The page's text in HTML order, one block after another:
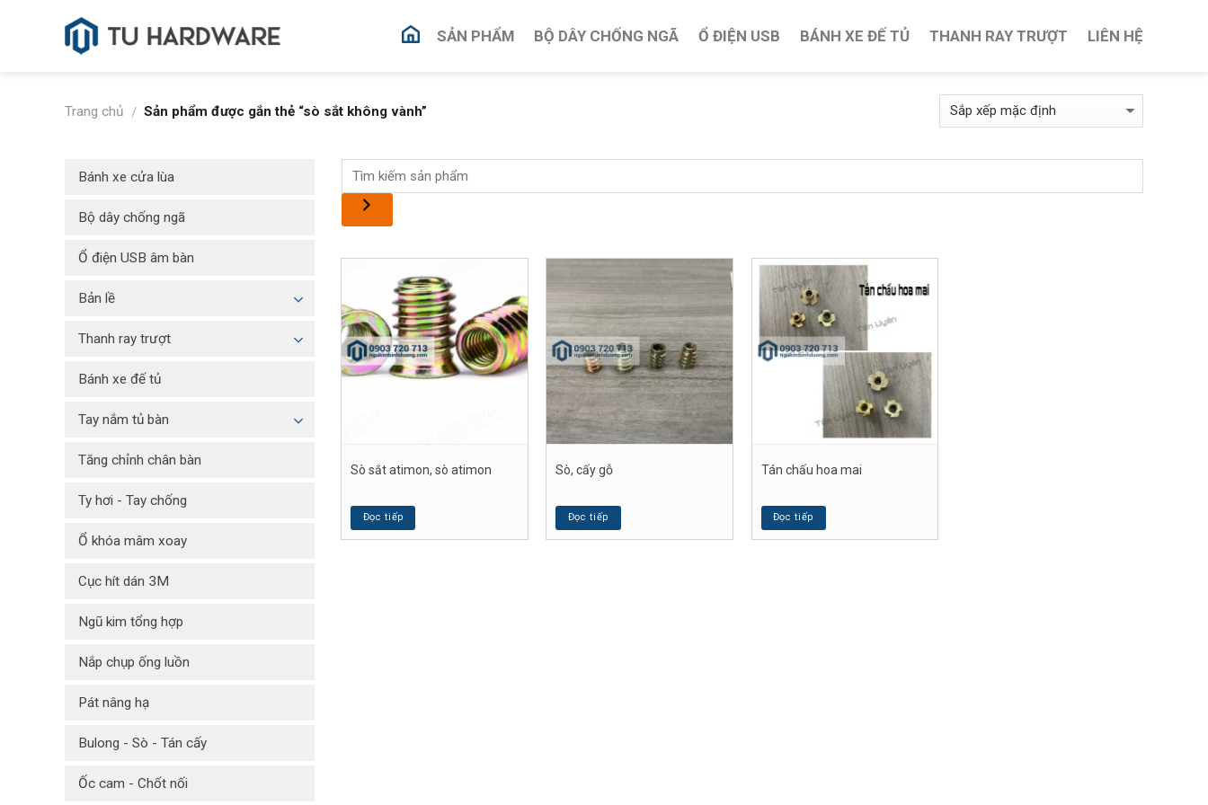
SẢN PHẨM BỘ DÂY CHỐNG NGÃ Ổ ĐIỆN USB BÁNH XE ĐẾ TỦ THANH RAY TRƯỢT LIÊN HỆ
Trang chủ / Sản phẩm được gắn thẻ “sò sắt không vành”
Bánh xe cửa lùa
Bộ dây chống ngã
Ổ điện USB âm bàn
Bản lề
Thanh ray trượt
Bánh xe đế tủ
Tay nắm tủ bàn
Tăng chỉnh chân bàn
Ty hơi - Tay chống
Ổ khóa mâm xoay
Cục hít dán 3M
Ngũ kim tổng hợp
Nắp chụp ống luồn
Pát nâng hạ
Bulong - Sò - Tán cấy
Ốc cam - Chốt nối
Sò sắt atimon, sò atimon
Đọc tiếp
Sò, cấy gỗ
Đọc tiếp
Tán chấu hoa mai
Đọc tiếp